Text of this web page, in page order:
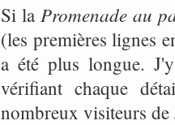
Si la Promenade au
(les premières lignes
a été plus longue.
vérifiant chaque
nombreux visiteurs de